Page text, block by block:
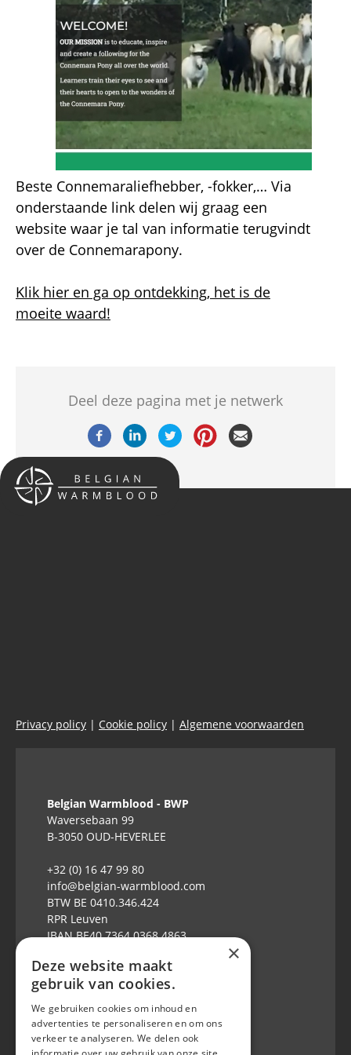
Beste Connemaraliefhebber, -fokker,… Via
onderstaande link delen wij graag een
website waar je tal van informatie terugvindt
over de Connemarapony.
Klik hier en ga op ontdekking, het is de
moeite waard!
Deel deze pagina met je netwerk
Privacy policy | Cookie policy | Algemene voorwaarden
Belgian Warmblood - BWP
Waversebaan 99
B-3050 OUD-HEVERLEE
+32 (0) 16 47 99 80
info@belgian-warmblood.com
BTW BE 0410.346.424
RPR Leuven
IBAN BE40 7364 0368 4863
Elke weekdag open: 9u-12u & 13-16u
×
Deze website maakt
gebruik van cookies.
We gebruiken cookies om inhoud en
advertenties te personaliseren en om ons
verkeer te analyseren. We delen ook